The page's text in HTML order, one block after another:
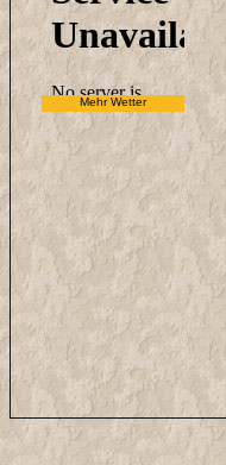
Mehr Wetter